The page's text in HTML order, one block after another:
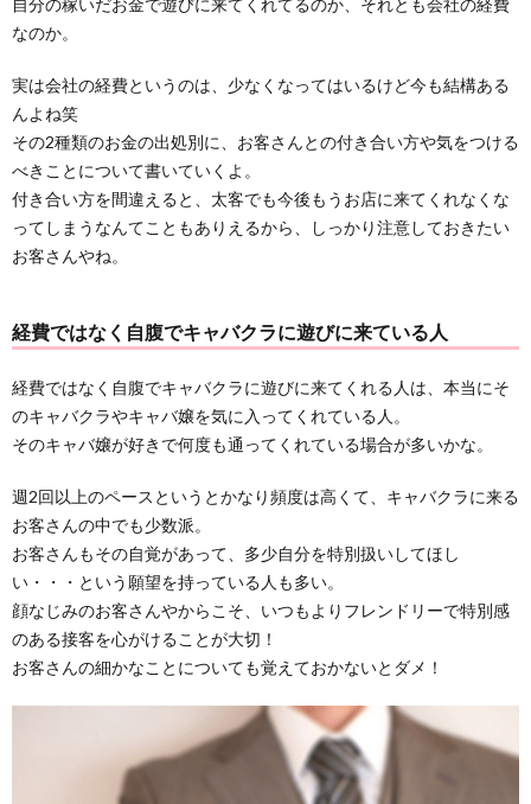
自分の稼いだお金で遊びに来てくれてるのか、それとも会社の経費
なのか。
実は会社の経費というのは、少なくなってはいるけど今も結構ある
んよね笑
その2種類のお金の出処別に、お客さんとの付き合い方や気をつける
べきことについて書いていくよ。
付き合い方を間違えると、太客でも今後もうお店に来てくれなくな
ってしまうなんてこともありえるから、しっかり注意しておきたい
お客さんやね。
経費ではなく自腹でキャバクラに遊びに来ている人
経費ではなく自腹でキャバクラに遊びに来てくれる人は、本当にそ
のキャバクラやキャバ嬢を気に入ってくれている人。
そのキャバ嬢が好きで何度も通ってくれている場合が多いかな。
週2回以上のペースというとかなり頻度は高くて、キャバクラに来る
お客さんの中でも少数派。
お客さんもその自覚があって、多少自分を特別扱いしてほし
い・・・という願望を持っている人も多い。
顔なじみのお客さんやからこそ、いつもよりフレンドリーで特別感
のある接客を心がけることが大切！
お客さんの細かなことについても覚えておかないとダメ！